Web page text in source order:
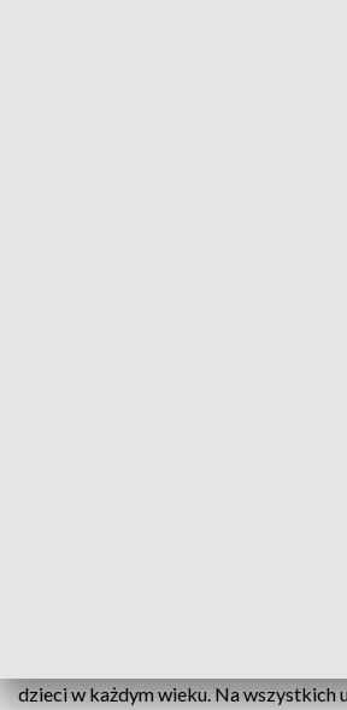
dzieci w każdym wieku. Na wszystkich